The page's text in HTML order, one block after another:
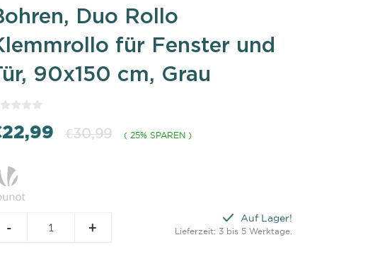
Duo Rollo
für Fenster und
90x150 cm, Grau
€30,99 ( 25% SPAREN )
- +
Auf Lager!
Lieferzeit: 3 bis 5 Werktage.